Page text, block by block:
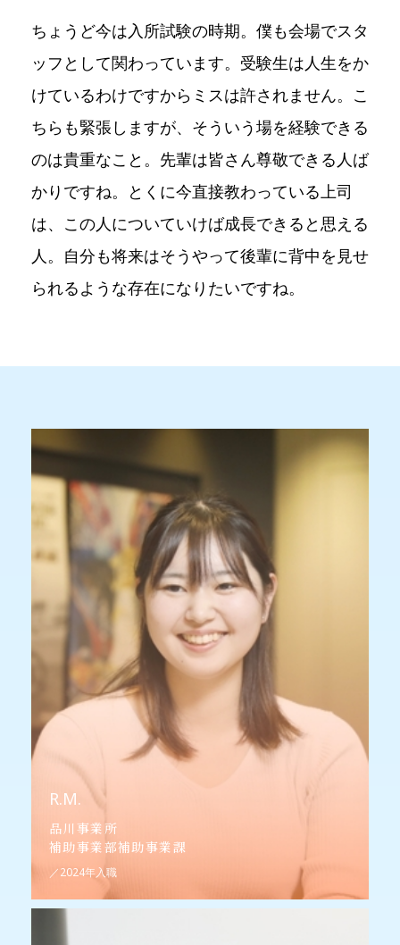
ちょうど今は入所試験の時期。僕も会場でスタ
ッフとして関わっています。受験生は人生をか
けているわけですからミスは許されません。こ
ちらも緊張しますが、そういう場を経験できる
のは貴重なこと。先輩は皆さん尊敬できる人ば
かりですね。とくに今直接教わっている上司
は、この人についていけば成長できると思える
人。自分も将来はそうやって後輩に背中を見せ
られるような存在になりたいですね。
R.M.
品川事業所
補助事業部補助事業課
／2024年入職